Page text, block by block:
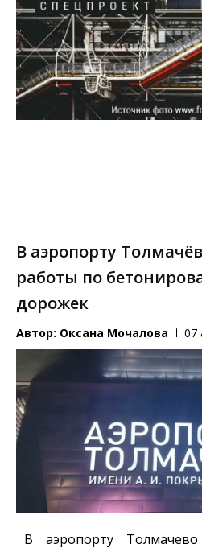
В аэропорту
работы по
дорожек
Автор: Оксана Мочалова 07
В аэропорту